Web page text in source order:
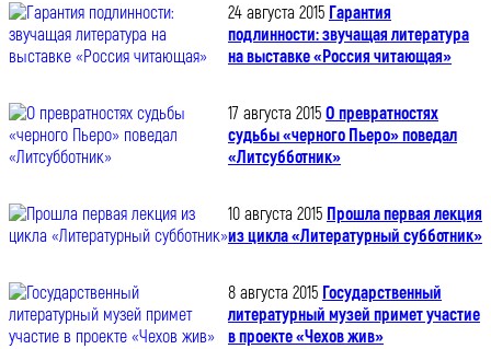
24 августа 2015 Гарантия
подлинности: звучащая литература
на выставке «Россия читающая»
17 августа 2015 О превратностях
судьбы «черного Пьеро» поведал
«Литсубботник»
10 августа 2015 Прошла первая лекция
из цикла «Литературный субботник»
8 августа 2015 Государственный
литературный музей примет участие
в проекте «Чехов жив»